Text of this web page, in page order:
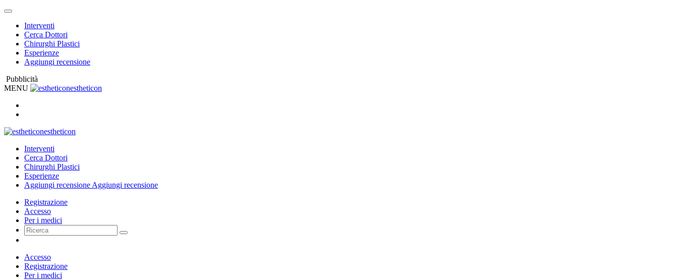
Interventi
Cerca Dottori
Chirurghi Plastici
Esperienze
Aggiungi recensione
Pubblicità
MENU
estheticon
estheticon
Interventi
Cerca Dottori
Chirurghi Plastici
Esperienze
Aggiungi recensione Aggiungi recensione
Registrazione
Accesso
Per i medici
Accesso
Registrazione
Per i medici